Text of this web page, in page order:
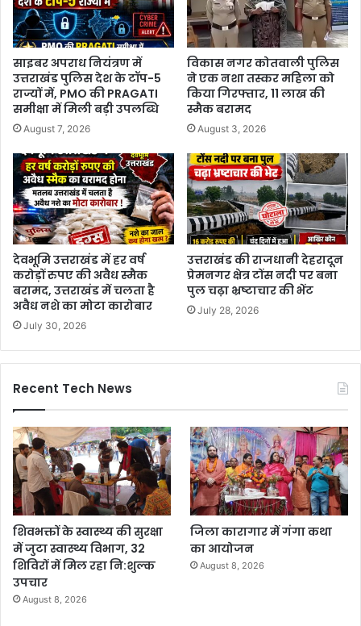
साइबर अपराध नियंत्रण में
उत्तराखंड पुलिस देश के टॉप-5
राज्यों में, PMO की PRAGATI
समीक्षा में मिली बड़ी उपलब्धि
August 7, 2026
विकास नगर कोतवाली पुलिस
ने एक नशा तस्कर महिला को
किया गिरफ्तार, 11 लाख की
स्मैक बरामद
August 3, 2026
देवभूमि उत्तराखंड में हर वर्ष
करोड़ों रुपए की अवैध स्मैक
बरामद, उत्तराखंड में चलता है
अवैध नशे का मोटा कारोबार
July 30, 2026
उत्तराखंड की राजधानी देहरादून
प्रेमनगर क्षेत्र टोंस नदी पर बना
पुल चढ़ा भ्रष्टाचार की भेंट
July 28, 2026
Recent Tech News
शिवभक्तों के स्वास्थ्य की सुरक्षा
में जुटा स्वास्थ्य विभाग, 32
शिविरों में मिल रहा नि:शुल्क
उपचार
August 8, 2026
जिला कारागार में गंगा कथा
का आयोजन
August 8, 2026